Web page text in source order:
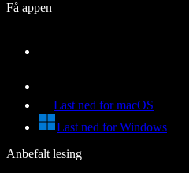
Få appen
Last ned for macOS
Last ned for Windows
Anbefalt lesing